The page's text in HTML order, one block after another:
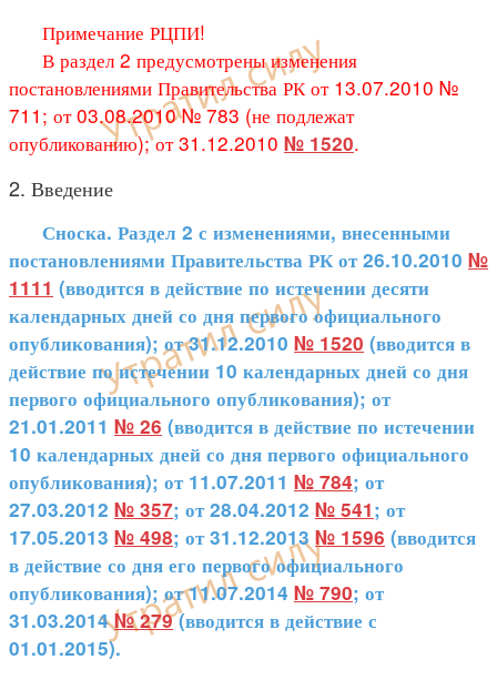
Примечание РЦПИ!
В раздел 2 предусмотрены изменения
постановлениями Правительства РК от 13.07.2010 №
711; от 03.08.2010 № 783 (не подлежат
опубликованию); от 31.12.2010 № 1520.
2. Введение
Сноска. Раздел 2 с изменениями, внесенными
постановлениями Правительства РК от 26.10.2010 №
1111 (вводится в действие по истечении десяти
календарных дней со дня первого официального
опубликования); от 31.12.2010 № 1520 (вводится в
действие по истечении 10 календарных дней со дня
первого официального опубликования); от
21.01.2011 № 26 (вводится в действие по истечении
10 календарных дней со дня первого официального
опубликования); от 11.07.2011 № 784; от
27.03.2012 № 357; от 28.04.2012 № 541; от
17.05.2013 № 498; от 31.12.2013 № 1596 (вводится
в действие со дня его первого официального
опубликования); от 11.07.2014 № 790; от
31.03.2014№ 279(вводится в действие с
01.01.2015).